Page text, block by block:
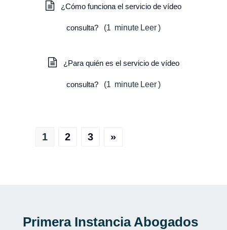
¿Cómo funciona el servicio de vídeo
consulta? (1 minute Leer)
¿Para quién es el servicio de vídeo
consulta? (1 minute Leer)
1 2 3 »
Primera Instancia Abogados